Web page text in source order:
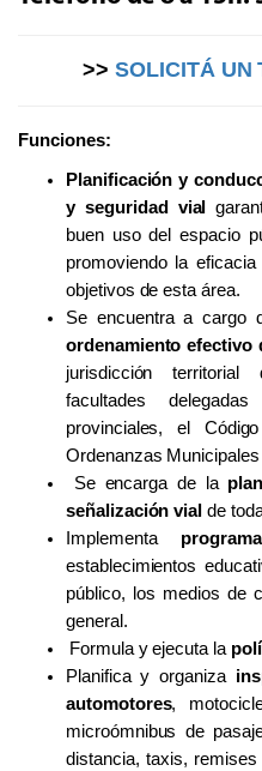
>> SOLICITÁ UN
Funciones:
Planificación y
y seguridad vial
buen uso del espacio
promoviendo la
objetivos de estaárea.
Se encuentra a cargo
ordenamiento efectivo
jurisdicción
facultades
provinciales, el
Ordenanzas
Se encarga de la
señalización vial de
Implementa
establecimientos
público, los medios de
general.
Formula y ejecuta la
Planifica y organiza
automotores,
microómnibus de
distancia, taxis,